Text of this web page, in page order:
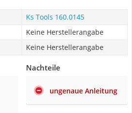
Ks Tools 160.0145
Keine Herstellerangabe
Keine Herstellerangabe
Nachteile
ungenaue Anleitung